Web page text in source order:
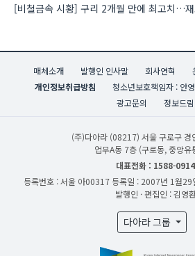
매체소개 발행인 인사말 회사연혁
개인정보취급방침
청소년보호책임자 : 안
광고문의
정보드림
(주)다아라 (08217) 서울 구로구 경
업무A동 7층 (구로동, 중앙유
대표전화 : 1588-0914
등록번호 : 서울 아00317 등록일 : 2007년 1월29
발행인 · 편집인 : 김영
다아라 그룹